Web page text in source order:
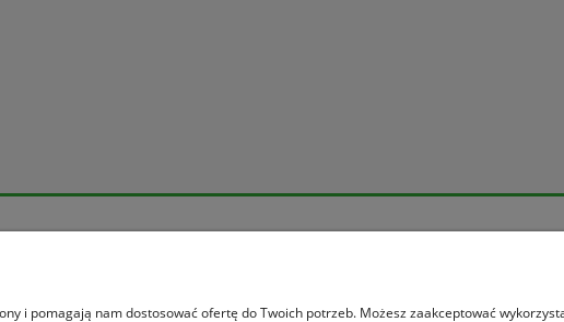
Moje konto
Moje zamówienia
i pomagają nam dostosować ofertę do Twoich potrzeb. Możesz zaakceptować